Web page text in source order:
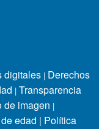
digitales | Derechos
| Transparencia
de imagen |
edad | Política